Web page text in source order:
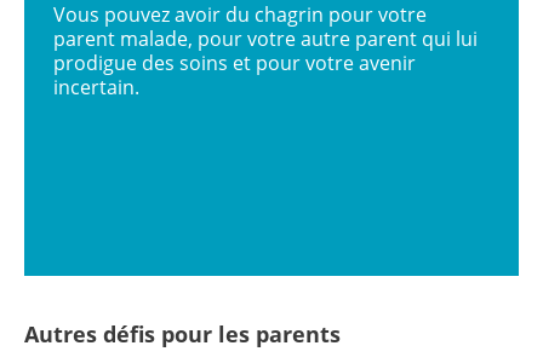
Vous pouvez avoir du chagrin pour votre
parent malade, pour votre autre parent qui lui
prodigue des soins et pour votre avenir
incertain.
Autres défis pour les parents